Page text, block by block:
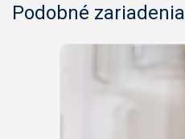
Podobné zariadenia